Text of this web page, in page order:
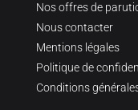
Nos offres de
Nous contacter
Mentions légales
Politique de
Conditions